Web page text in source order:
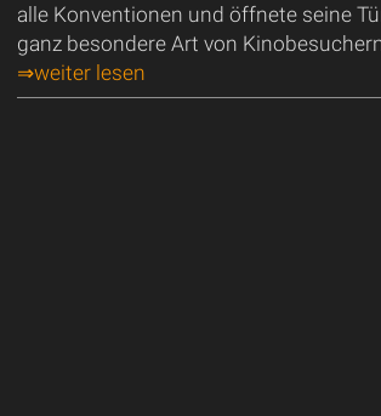
alle Konventionen und öffnete seine
ganz besondere Art von
⇒weiter lesen